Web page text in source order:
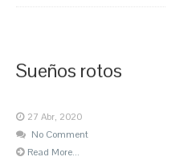
Sueños rotos
27 Abr, 2020
No Comment
Read More...